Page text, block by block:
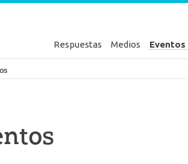
Respuestas Medios Eventos
Génesis